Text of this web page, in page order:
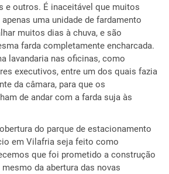
e outros. É inaceitável que muitos
uma unidade de fardamento
muitos dias à chuva, e são
farda completamente encharcada.
lavandaria nas oficinas, como
executivos, entre um dos quais fazia
da câmara, para que os
de andar com a farda suja às
do parque de estacionamento
em Vilafria seja feito como
que foi prometido a construção
da abertura das novas